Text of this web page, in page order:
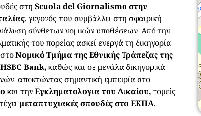
στηScuola del Giornalismo στην
, γεγονός που συμβάλλει στη σφαιρική
σύνθετων νομικών υποθέσεων. Από την
του πορείας ασκεί ενεργά τη δικηγορία
στοΝομικό Τμήμα της Εθνικής Τράπεζας της
HSBC Bank, καθώς και σε μεγάλα δικηγορικά
αποκτώντας σημαντική εμπειρία στο
και τηνΕγκληματολογία του Δικαίου, τομείς
μεταπτυχιακές σπουδές στο ΕΚΠΑ.